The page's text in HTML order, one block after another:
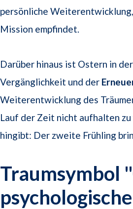
persönliche
Mission empfindet.
Darüber hinaus ist Ostern in
Vergänglichkeit und der
Weiterentwicklung des
Lauf der Zeit nicht aufhalten
hingibt: Der zweite Frühling
Traumsymbol